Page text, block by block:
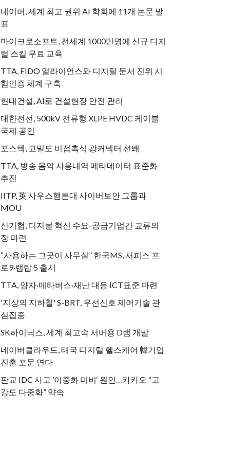
네이버, 세계 최고 권위 AI 학회에 11개 논문 발
표
마이크로소프트, 전세계 1000만명에 신규 디지
털 스킬 무료 교육
TTA, FIDO 얼라이언스와 디지털 문서 진위 시
험인증 체계 구축
현대건설, AI로 건설현장 안전 관리
대한전선, 500kV 전류형 XLPE HVDC 케이블
국제 공인
포스텍, 고밀도 비접촉식 광커넥터 선봬
TTA, 방송 음악 사용내역 메타데이터 표준화
추진
IITP, 英 사우스햄튼대 사이버보안 그룹과
MOU
산기협, 디지털 혁신 수요-공급기업간 교류의
장 마련
“사용하는 그곳이 사무실” 한국MS, 서피스 프
로9·랩탑 5 출시
TTA, 양자·메타버스·재난 대응 ICT표준 마련
'지상의 지하철' S-BRT, 우선신호 제어기술 관
심집중
SK하이닉스, 세계 최고속 서버용 D램 개발
네이버클라우드, 태국 디지털 헬스케어 韓기업
진출 포문 연다
판교 IDC 사고 ’이중화 미비‘ 원인…카카오 “고
강도 다중화” 약속